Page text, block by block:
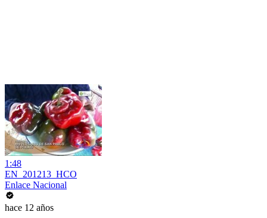
1:48
EN_201213_HCO
Enlace Nacional
hace 12 años